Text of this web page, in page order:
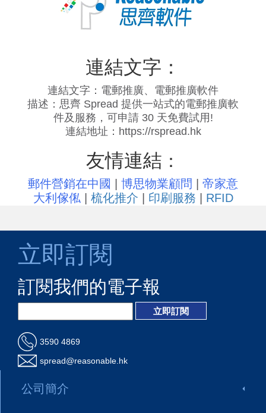
連結文字：
連結文字：電郵推廣、電郵推廣軟件
描述：思齊 Spread 提供一站式的電郵推廣軟
件及服務，可申請 30 天免費試用!
連結地址：https://rspread.hk
友情連結 ：
郵件營銷在中國 博思物業顧問
帝家意
大利傢俬| 梳化推介 印刷服務 RFID
立即訂閱
訂閱我們的電子報
3590 4869
spread@reasonable.hk
公司簡介